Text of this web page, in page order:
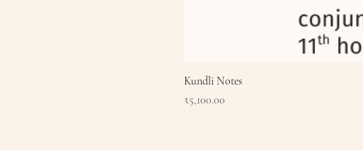
Kundli Notes
मूल्य
₹5,100.00